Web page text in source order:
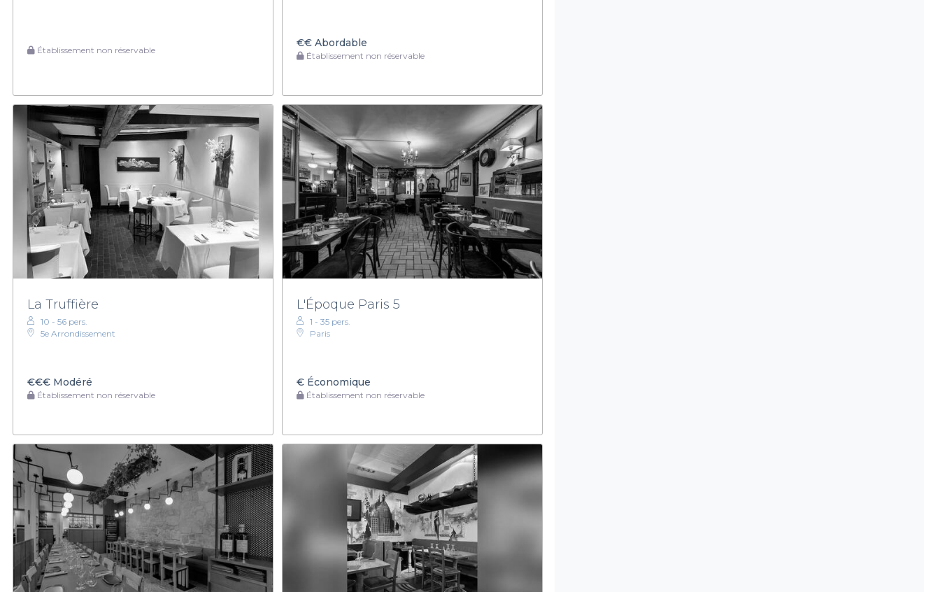
Établissement non réservable
€€Abordable
Établissement non réservable
La Truffière
10 - 56 pers.
5e Arrondissement
€€€ Modéré
Établissement non réservable
L'Époque Paris 5
1 - 35 pers.
Paris
€Économique
Établissement non réservable